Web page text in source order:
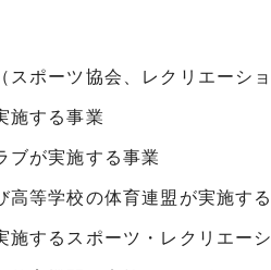
スポーツ協会、レクリエーシ
施する事業
ブが実施する事業
高等学校の体育連盟が実施す
施するスポーツ・レクリエー